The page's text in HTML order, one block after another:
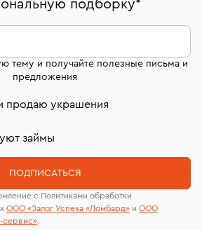
условия возврата
и часов смотрите на
и других геммологических
подборку*
тему и получайте полезные письма и
предложения
продаю украшения
займы
ПОДПИСАТЬСЯ
с Политиками обработки
ООО «Залог Успеха «Ломбард» и ООО
сервиc».